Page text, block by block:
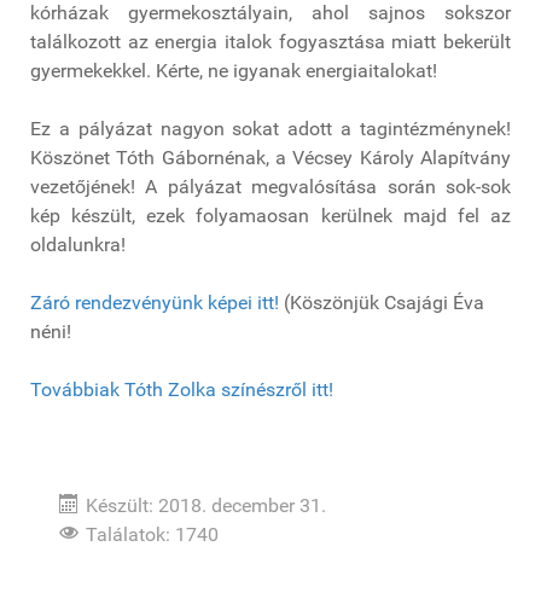
kórházak gyermekosztályain, ahol sajnos sokszor
találkozott az energia italok fogyasztása miatt bekerült
gyermekekkel. Kérte, ne igyanak energiaitalokat!
Ez a pályázat nagyon sokat adott a tagintézménynek!
Köszönet Tóth Gábornénak, a Vécsey Károly Alapítvány
vezetőjének! A pályázat megvalósítása során sok-sok
kép készült, ezek folyamaosan kerülnek majd fel az
oldalunkra!
Záró rendezvényünk képei itt! (Köszönjük Csajági Éva
néni!
Továbbiak Tóth Zolka színészről itt!
Készült: 2018. december 31.
Találatok: 1740